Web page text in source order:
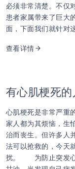
必须非常清楚。不仅
患者家属带来了巨大
面，下面我们就针对
查看详情
有心肌梗死的
心肌梗死是非常严重
家人都为其烦恼，生
治而丧生。但许多人
法可以抢救的，今天
扰。 为防止突发心